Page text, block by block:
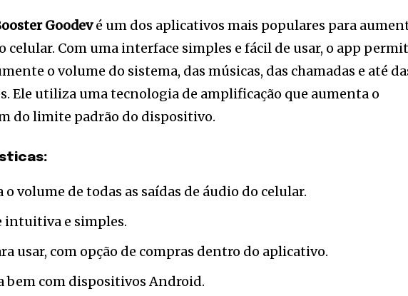
Goodevé um dos aplicativos mais populares para
celular. Com uma interface simples e fácil de usar, o app
o volume do sistema, das músicas, das chamadas e até
Ele utiliza uma tecnologia de amplificação que aumenta o
do limite padrão do dispositivo.
volume de todas as saídas de áudio do celular.
intuitiva e simples.
usar, com opção de compras dentro do aplicativo.
bem com dispositivos Android.